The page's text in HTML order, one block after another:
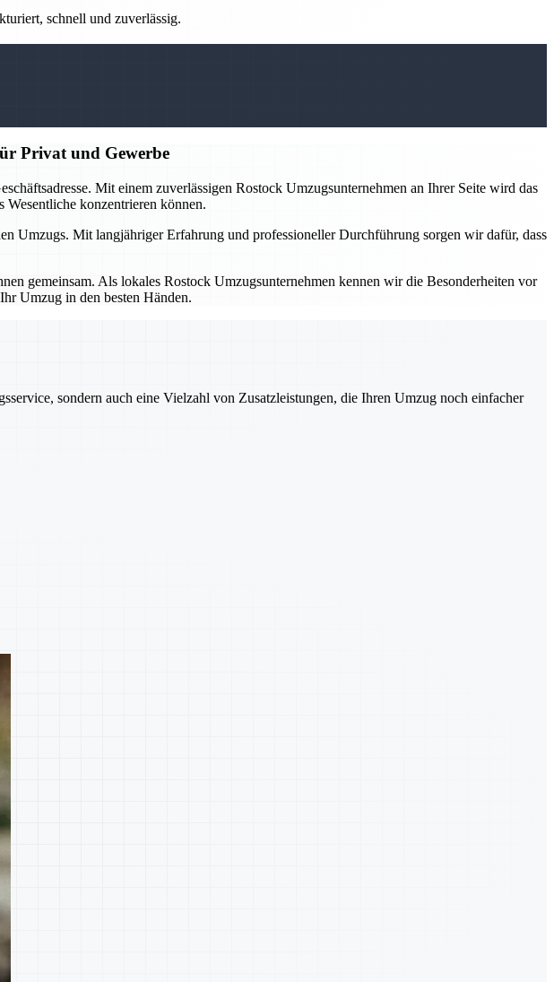
schnell und zuverlässig.
Privat und Gewerbe
Mit einem zuverlässigen Rostock Umzugsunternehmen an Ihrer Seite wird das
konzentrieren können.
Umzugs. Mit langjähriger Erfahrung und professioneller Durchführung sorgen wir dafür, dass
gemeinsam. Als lokales Rostock Umzugsunternehmen kennen wir die Besonderheiten vor
Umzug in den besten Händen.
sondern auch eine Vielzahl von Zusatzleistungen, die Ihren Umzug noch einfacher